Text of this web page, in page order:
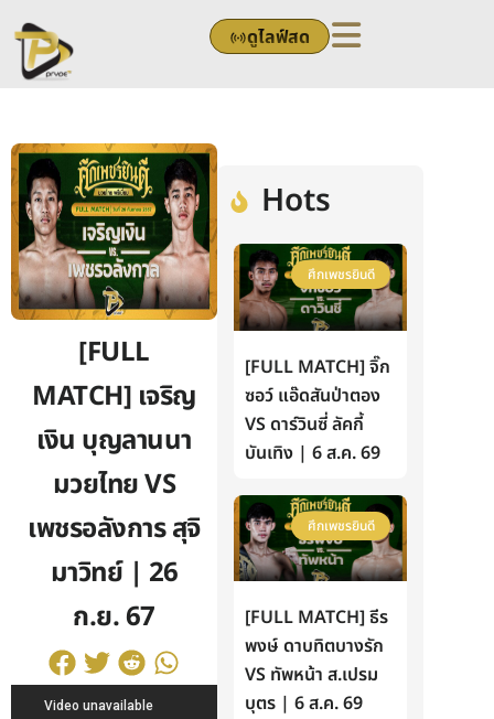
to
content
ดูไลฟ์สด
[FULL
MATCH] เจริญ
เงิน บุญลานนา
มวยไทย VS
เพชรอลังการ สุจิ
มาวิทย์ | 26
ก.ย. 67
Hots
ศึกเพชรยินดี
[FULL MATCH] จิ๊ก
ซอว์ แอ๊ดสันป่าตอง
VS ดาร์วินซี่ ลัคกี้
บันเทิง | 6 ส.ค. 69
ศึกเพชรยินดี
[FULL MATCH] ธีร
พงษ์ ดาบทิตบางรัก
VS ทัพหน้า ส.เปรม
บุตร | 6 ส.ค. 69